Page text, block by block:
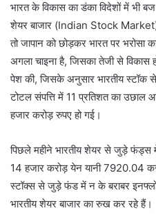
भारत के विकास का डंका विदेशों में भी
शेयर बाजार (Indian Stock
तो जापान को छोड़कर भारत पर भरोसा
अगला चाइना है, जिसका तेजी से विकास
पेश की, जिसके अनुसार भारतीय स्टॉक
टोटल संपत्ति में 11 प्रतिशत का उछाल
हजार करोड़ रुपए हो गई।
पिछले महीने भारतीय शेयर से जुड़े फंड्स
14 हजार करोड़ येन यानी 7920.04
स्टॉक्स से जुड़े फंड में न के बराबर
भारतीय शेयर बाजार का रुख कर रहे हैं।